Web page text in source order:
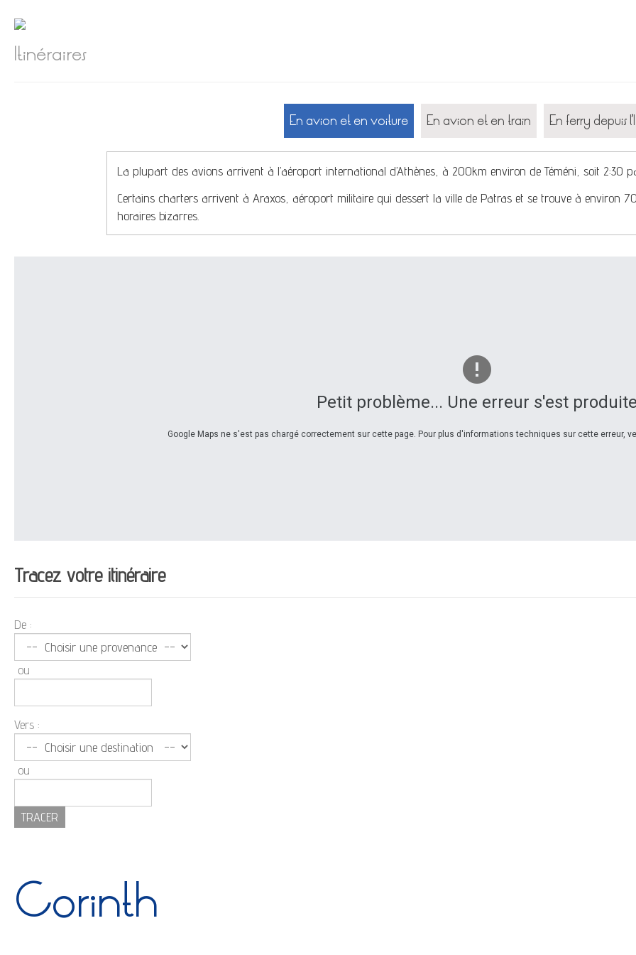
Itinéraires
En avion et en voiture En avion et en train En ferry depuis
La plupart des avions arrivent à l’aéroport international d’Athènes, à 200km environ de Téméni, soit 2:30
Certains charters arrivent à Araxos, aéroport militaire qui dessert la ville de Patras et se trouve à environ
horaires bizarres.
Petit problème... Une erreur s'est produite
Google Maps ne s'est pas chargé correctement sur cette page. Pour plus d'informations techniques sur cette erreur,
Tracez votre itinéraire
De :
ou
Vers :
ou
Corinth